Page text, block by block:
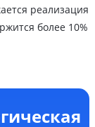
реализация
более 10%